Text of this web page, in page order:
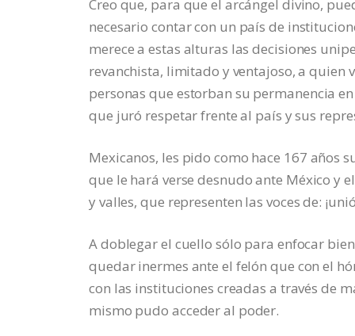
Creo que, para que el arcángel divino,
necesario contar con un país de
merece a estas alturas las decisiones
revanchista, limitado y ventajoso, a quien
personas que estorban su permanencia
que juró respetar frente al país y sus
Mexicanos, les pido como hace 167 años
que le hará verse desnudo ante México y
y valles, que representen las voces de:
A doblegar el cuello sólo para enfocar
quedar inermes ante el felón que con el
con las instituciones creadas a través de
mismo pudo acceder al poder.